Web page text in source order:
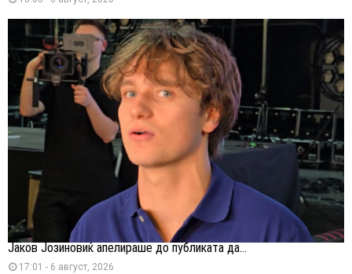
Јаков Јозиновиќ апелираше до публиката да...
17:01 - 6 август, 2026